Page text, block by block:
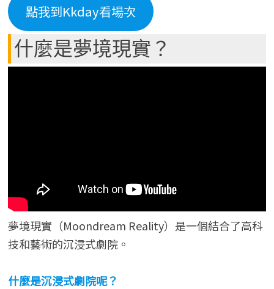
點我到Kkday看場次
什麼是夢境現實？
夢境現實（Moondream Reality）是一個結合了高科
技和藝術的沉浸式劇院。
什麼是沉浸式劇院呢？